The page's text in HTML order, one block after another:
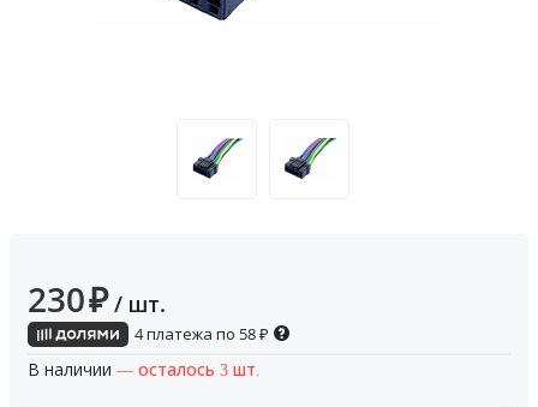
230₽ / шт.
4 платежа по 58₽
В наличии — осталось 3 шт.